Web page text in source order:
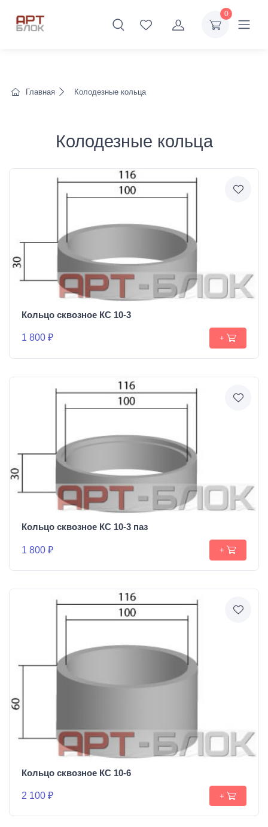
0
Главная Колодезные кольца
Колодезные кольца
Кольцо сквозное КС 10-3
1 800 ₽ +
Кольцо сквозное КС 10-3 паз
1 800 ₽ +
Кольцо сквозное КС 10-6
2 100 ₽ +